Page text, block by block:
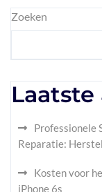
Zoeken
Professionele
Reparatie:
Kosten voor
iPhone 6s